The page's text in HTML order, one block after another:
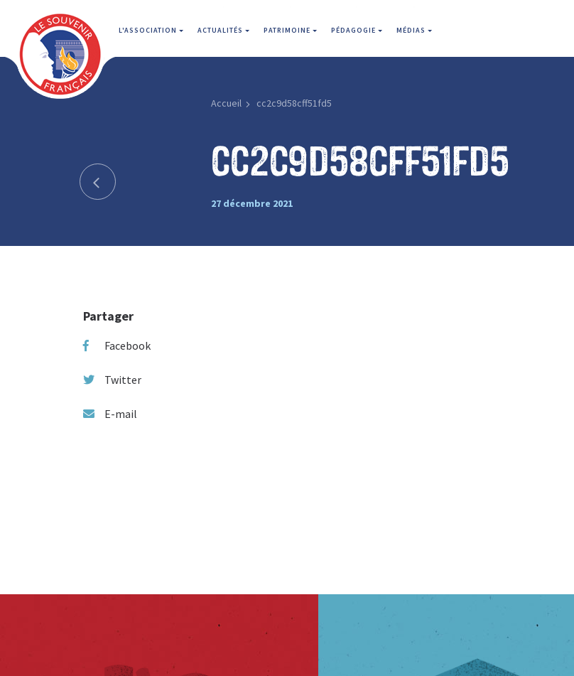
L'ASSOCIATION ACTUALITÉS PATRIMOINE PÉDAGOGIE MÉDIAS
Accueil cc2c9d58cff51fd5
cc2c9d58cff51fd5
27 décembre 2021
Partager
Facebook
Twitter
E-mail